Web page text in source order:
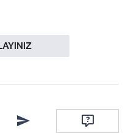
listesine ekle
Arkadaşına e-posta ile
Soru sor